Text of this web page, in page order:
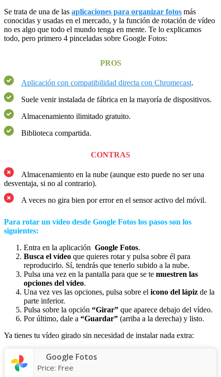
Se trata de una de las aplicaciones para organizar fotos más
conocidas y usadas en el mercado, y la función de rotación de vídeo
no es algo que todo el mundo tenga en mente. Te lo explicamos
todo, pero primero 4 pinceladas sobre Google Fotos:
PROS
Aplicación con compatibilidad directa con Chromecast.
Suele venir instalada de fábrica en la mayoría de dispositivos.
Almacenamiento ilimitado gratuito.
Biblioteca compartida.
CONTRAS
Almacenamiento en la nube (aunque esto puede no ser una
desventaja, si no al contrario).
A veces no gira bien por error en el sensor activo del móvil.
Para rotar un vídeo desde Google Fotos los pasos son los
siguientes:
Entra en la aplicación Google Fotos.
Busca el vídeo que quieres rotar y pulsa sobre él para
reproducirlo. Sí, tendrás que tenerlo subido a la nube.
Pulsa una vez en la pantalla para que se te muestren las
opciones del vídeo.
Una vez ves las opciones, pulsa sobre el icono del lápiz de la
parte inferior.
Pulsa sobre la opción “Girar” que aparece debajo del vídeo.
Por último, dale a “Guardar” (arriba a la derecha) y listo.
Ya tienes tu vídeo girado sin necesidad de instalar nada extra:
Google Fotos
Price: Free